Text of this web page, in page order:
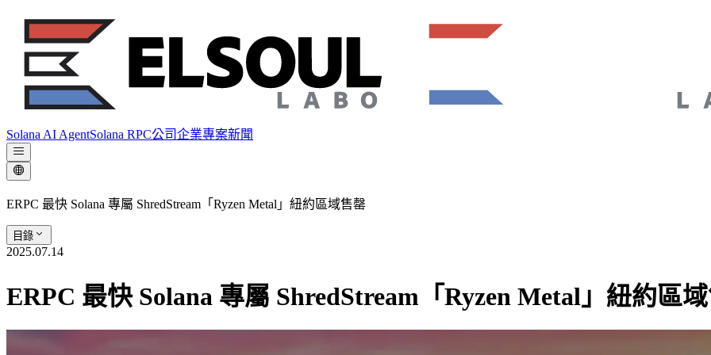
Solana AI AgentSolana RPC公司企業專案新聞
ERPC 最快 Solana 專屬 ShredStream「Ryzen Metal」紐約區域售罄
目錄
2025.07.14
ERPC 最快 Solana 專屬 ShredStream「Ryzen Metal」紐約區